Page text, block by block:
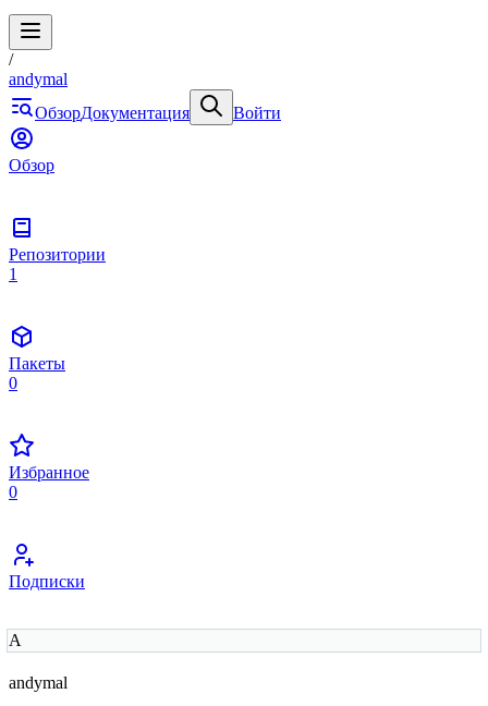
/
andymal
ОбзорДокументация Войти
Обзор
Репозитории
1
Пакеты
0
Избранное
0
Подписки
A
andymal